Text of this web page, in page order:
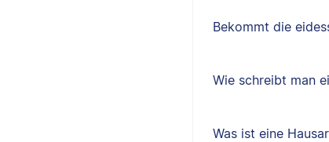
Bekommt die
Wie schreibt man
Was ist eine